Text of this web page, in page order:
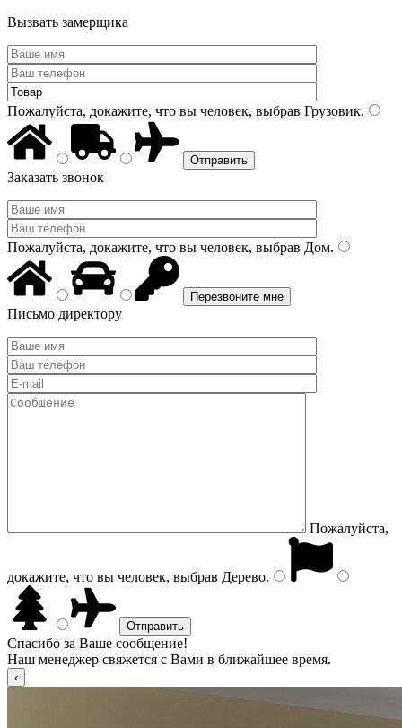
Вызвать замерщика
Пожалуйста, докажите, что вы человек, выбрав Грузовик.
Заказать звонок
Пожалуйста, докажите, что вы человек, выбрав Дом.
Письмо директору
Пожалуйста,
докажите, что вы человек, выбрав Дерево.
Спасибо за Ваше сообщение!
Наш менеджер свяжется с Вами в ближайшее время.